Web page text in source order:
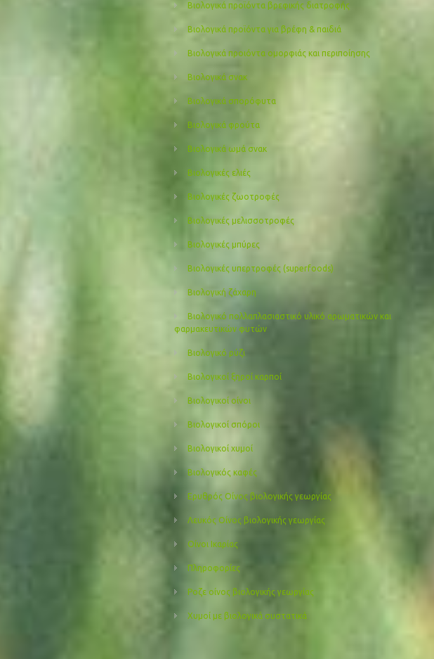
Βιολογικά προϊόντα βρεφικής διατροφής
Βιολογικά προϊόντα για βρέφη & παιδιά
Βιολογικά προιόντα ομορφιάς και περιποίησης
Βιολογικά σνακ
Βιολογικά σπορόφυτα
Βιολογικά φρούτα
Βιολογικά ωμά σνακ
Βιολογικές ελιές
Βιολογικές ζωοτροφές
Βιολογικές μελισσοτροφές
Βιολογικές μπύρες
Βιολογικές υπερτροφές (superfoods)
Βιολογική ζάχαρη
Βιολογικό πολλαπλασιαστικό υλικό αρωματικών και
φαρμακευτικών φυτών
Βιολογικό ρύζι
Βιολογικοί ξηροί καρποί
Βιολογικοί οίνοι
Βιολογικοί σπόροι
Βιολογικοί χυμοί
Βιολογικός καφές
Ερυθρός Οίνος βιολογικής γεωργίας
Λευκός Οίνος βιολογικής γεωργίας
Οίνοι Ικαρίας
Πληροφορίες
Ροζε οίνος βιολογικής γεωργίας
Χυμοί με βιολογικά συστατικά